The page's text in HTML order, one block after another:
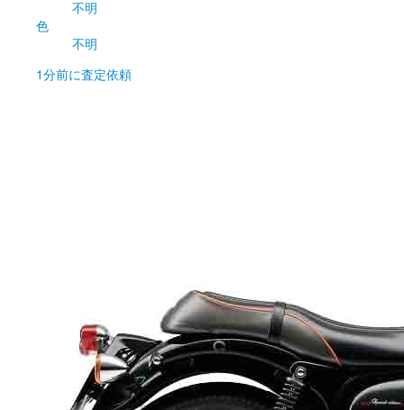
不明
色
不明
1分前に査定依頼